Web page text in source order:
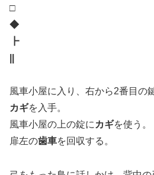
□
◆
┣
風車小屋に入り、右から2番目の
カギを入手。
風車小屋の上の錠にカギを使う。
扉左の歯車を回収する。